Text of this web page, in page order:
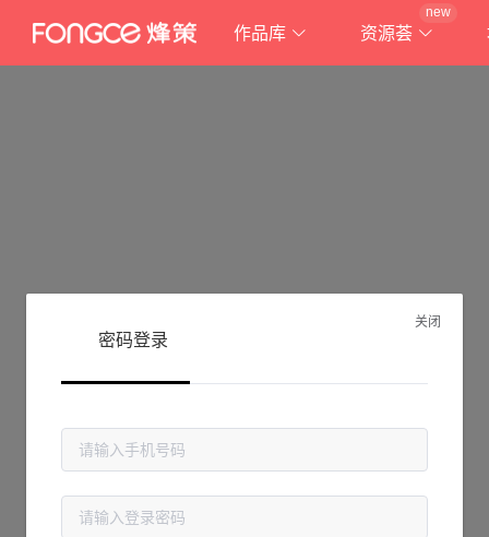
作品库 资源荟
new
抱歉!
请检查您输入的网址是否正确，或点击下面的按钮返回首页。
关闭
密码登录